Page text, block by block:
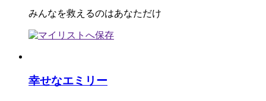
みんなを救えるのはあなただけ
幸せなエミリー